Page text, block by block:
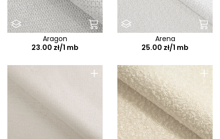
Aragon
23.00 zł/1 mb
Arena
25.00 zł/1 mb
+ +